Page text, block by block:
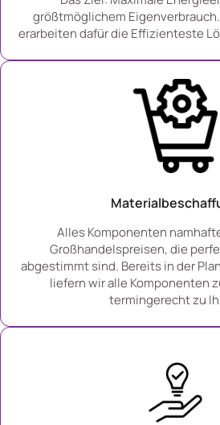
größtmöglichem
erarbeiten dafür die Effizienteste
Alles Komponenten
Großhandelspreisen, die
abgestimmt sind. Bereits in der
liefern wir alle Komponenten
termingerecht zu